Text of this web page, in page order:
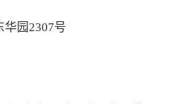
华园2307号